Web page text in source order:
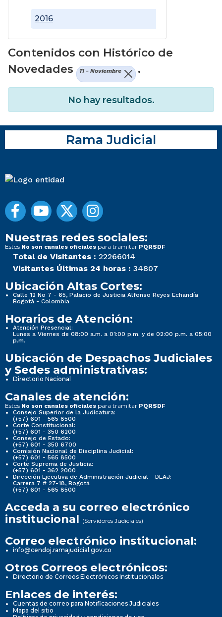
2016
Contenidos con Histórico de
Novedades
11 - Noviembre .
No hay resultados.
Rama Judicial
Nuestras redes sociales:
Estos No son canales oficiales para tramitar PQRSDF
Total de Visitantes : 22266014
Visitantes Últimas 24 horas : 34807
Ubicación Altas Cortes:
Calle 12 No 7 - 65, Palacio de Justicia Alfonso Reyes Echandía
Bogotá - Colombia
Horarios de Atención:
Atención Presencial:
Lunes a Viernes de 08:00 a.m. a 01:00 p.m. y de 02:00 p.m. a 05:00
p.m.
Ubicación de Despachos Judiciales
y Sedes administrativas:
Directorio Nacional
Canales de atención:
Estos No son canales oficiales para tramitar PQRSDF
Consejo Superior de la Judicatura:
(+57) 601 - 565 8500
Corte Constitucional:
(+57) 601 - 350 6200
Consejo de Estado:
(+57) 601 - 350 6700
Comisión Nacional de Disciplina Judicial:
(+57) 601 - 565 8500
Corte Suprema de Justicia:
(+57) 601 - 362 2000
Dirección Ejecutiva de Administración Judicial - DEAJ:
Carrera 7 # 27-18, Bogotá
(+57) 601 - 565 8500
Acceda a su correo electrónico
institucional (Servidores Judiciales)
Correo electrónico institucional:
info@cendoj.ramajudicial.gov.co
Otros Correos electrónicos:
Directorio de Correos Electrónicos Institucionales
Enlaces de interés:
Cuentas de correo para Notificaciones Judiciales
Mapa del sitio